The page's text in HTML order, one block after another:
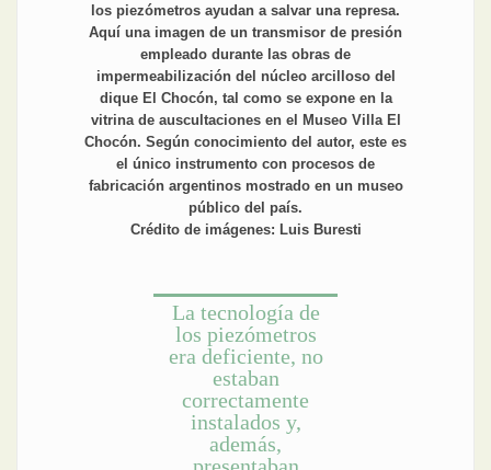
los piezómetros ayudan a salvar una represa.
Aquí una imagen de un transmisor de presión
empleado durante las obras de
impermeabilización del núcleo arcilloso del
dique El Chocón, tal como se expone en la
vitrina de auscultaciones en el Museo Villa El
Chocón. Según conocimiento del autor, este es
el único instrumento con procesos de
fabricación argentinos mostrado en un museo
público del país.
Crédito de imágenes: Luis Buresti
La tecnología de
los piezómetros
era deficiente, no
estaban
correctamente
instalados y,
además,